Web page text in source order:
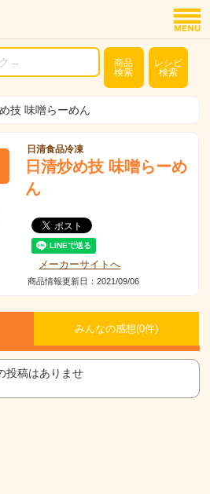
商品
検索
レシピ
検索
技 味噌らーめん
日清食品冷凍
日清炒め技 味噌らーめ
ん
メーカーサイトへ
商品情報更新日：2021/09/06
みんなの感想(0件)
投稿はありませ